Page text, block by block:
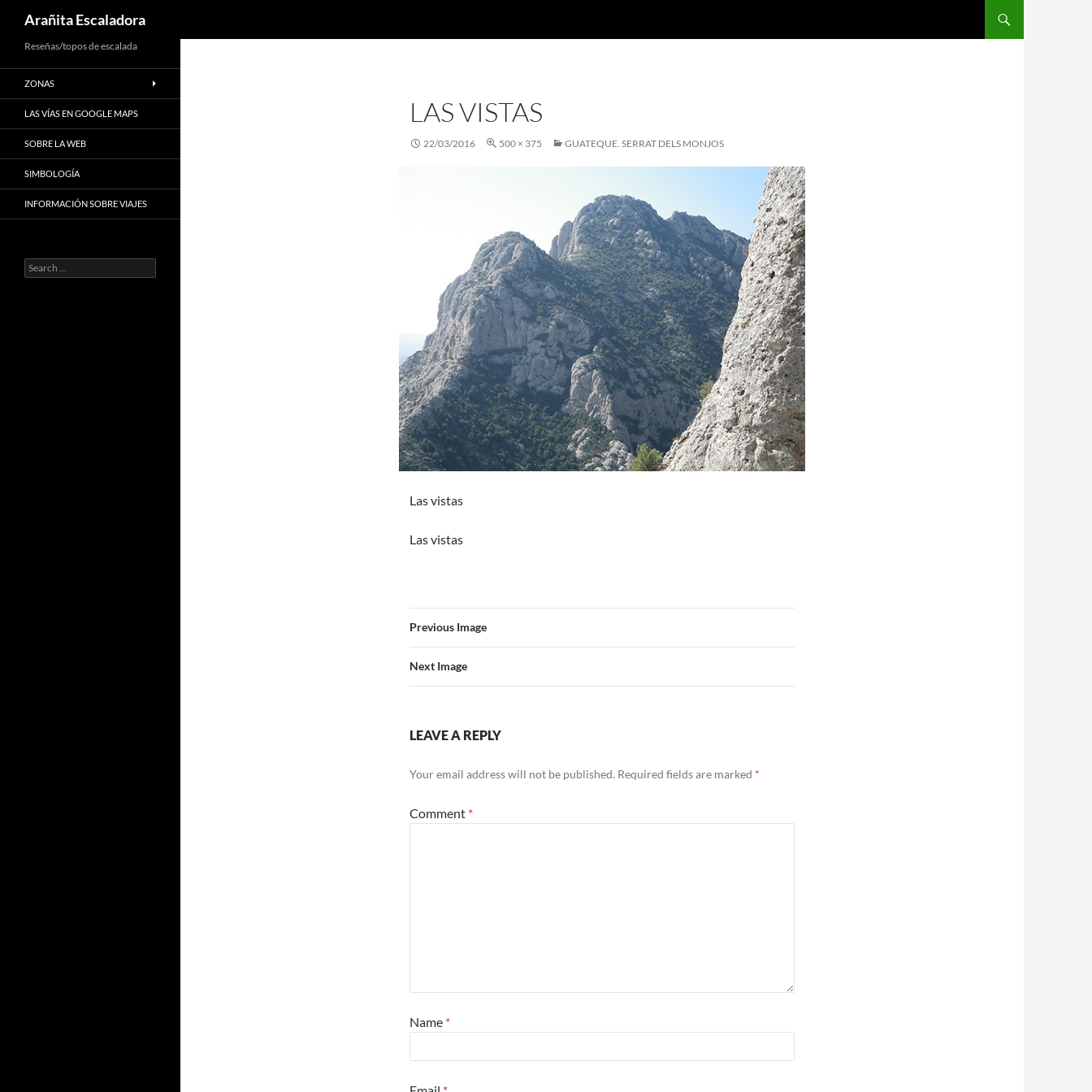
to
content
Arañita Escaladora
LAS VISTAS
22/03/2016 500 × 375 GUATEQUE. SERRAT DELS MONJOS
Las vistas
Las vistas
Previous Image
Next Image
LEAVE A REPLY
Your email address will not be published. Required fields are marked *
Comment *
Name *
Reseñas/topos de escalada
ZONAS
LAS VÍAS EN GOOGLE MAPS
SOBRE LA WEB
SIMBOLOGÍA
INFORMACIÓN SOBRE VIAJES
Search
for: